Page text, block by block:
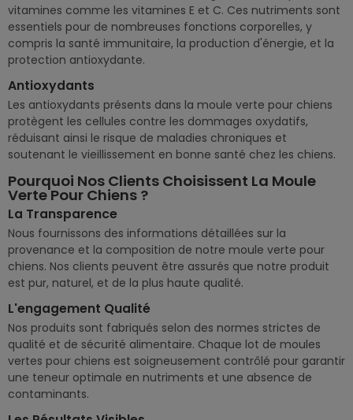
vitamines comme les vitamines E et C. Ces nutriments sont
essentiels pour de nombreuses fonctions corporelles, y
compris la santé immunitaire, la production d'énergie, et la
protection antioxydante.
Antioxydants
Les antioxydants présents dans la moule verte pour chiens
protègent les cellules contre les dommages oxydatifs,
réduisant ainsi le risque de maladies chroniques et
soutenant le vieillissement en bonne santé chez les chiens.
Pourquoi Nos Clients Choisissent La Moule
Verte Pour Chiens ?
La Transparence
Nous fournissons des informations détaillées sur la
provenance et la composition de notre moule verte pour
chiens. Nos clients peuvent être assurés que notre produit
est pur, naturel, et de la plus haute qualité.
L'engagement Qualité
Nos produits sont fabriqués selon des normes strictes de
qualité et de sécurité alimentaire. Chaque lot de moules
vertes pour chiens est soigneusement contrôlé pour garantir
une teneur optimale en nutriments et une absence de
contaminants.